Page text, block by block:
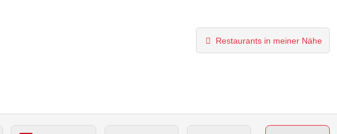
Restaurants in meiner Nähe